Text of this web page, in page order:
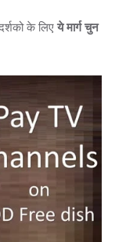
के लिए ये मार्ग चुन